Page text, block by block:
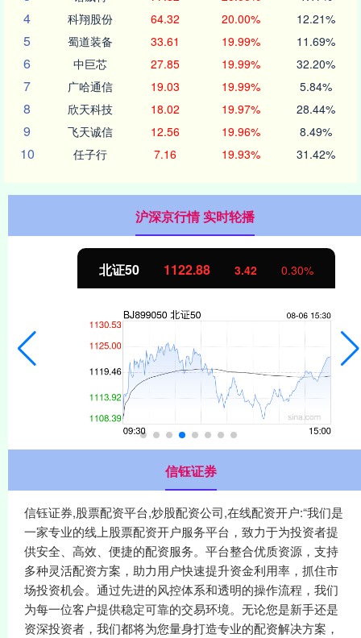
4 科翔股份 64.32 20.00% 12.21%
5 蜀道装备 33.61 19.99% 11.69%
6 中巨芯 27.85 19.99% 32.20%
7 广哈通信 19.03 19.99% 5.84%
8 欣天科技 18.02 19.97% 28.44%
9 飞天诚信 12.56 19.96% 8.49%
10 任子行 7.16 19.93% 31.42%
沪深京行情 实时轮播
北证50 1122.88 3.42 0.30%
信钰证券
信钰证券,股票配资平台,炒股配资公司,在线配资开户:“我们是
一家专业的线上股票配资开户服务平台，致力于为投资者提
供安全、高效、便捷的配资服务。平台整合优质资源，支持
多种灵活配资方案，助力用户快速提升资金利用率，抓住市
场投资机会。通过先进的风控体系和透明的操作流程，我们
为每一位客户提供稳定可靠的交易环境。无论您是新手还是
资深投资者，我们都将为您量身打造专业的配资解决方案，